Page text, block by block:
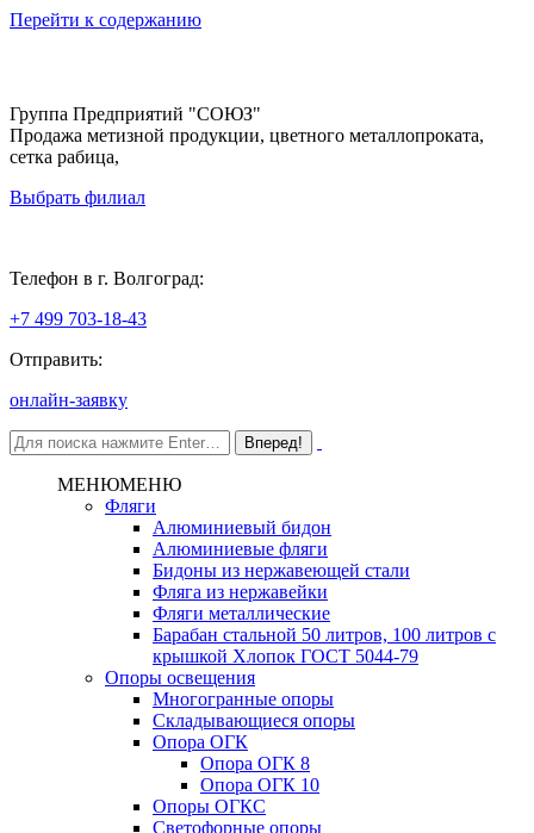
Перейти к содержанию
Группа Предприятий "СОЮЗ"
Продажа метизной продукции, цветного металлопроката,
сетка рабица,
Выбрать филиал
Телефон в г. Волгоград:
+7 499 703-18-43
Отправить:
онлайн-заявку
МЕНЮМЕНЮ
Фляги
Алюминиевый бидон
Алюминиевые фляги
Бидоны из нержавеющей стали
Фляга из нержавейки
Фляги металлические
Барабан стальной 50 литров, 100 литров с
крышкой Хлопок ГОСТ 5044-79
Опоры освещения
Многогранные опоры
Складывающиеся опоры
Опора ОГК
Опора ОГК 8
Опора ОГК 10
Опоры ОГКС
Светофорные опоры